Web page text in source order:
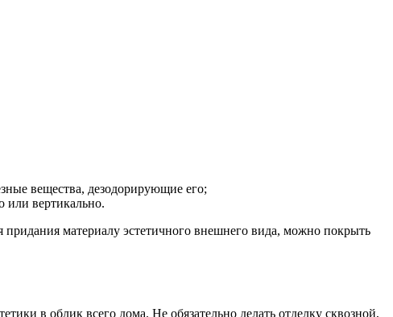
вещества, дезодорирующие его;
или вертикально.
материалу эстетичного внешнего вида, можно покрыть
в облик всего дома. Не обязательно делать отделку сквозной,